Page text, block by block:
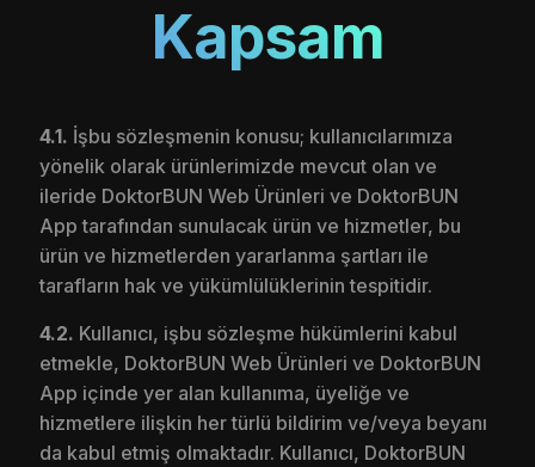
Kapsam
4.1. İşbu sözleşmenin konusu; kullanıcılarımıza
yönelik olarak ürünlerimizde mevcut olan ve
ileride DoktorBUN Web Ürünleri ve DoktorBUN
App tarafından sunulacak ürün ve hizmetler, bu
ürün ve hizmetlerden yararlanma şartları ile
tarafların hak ve yükümlülüklerinin tespitidir.
4.2. Kullanıcı, işbu sözleşme hükümlerini kabul
etmekle, DoktorBUN Web Ürünleri ve DoktorBUN
App içinde yer alan kullanıma, üyeliğe ve
hizmetlere ilişkin her türlü bildirim ve/veya beyanı
da kabul etmiş olmaktadır. Kullanıcı, DoktorBUN